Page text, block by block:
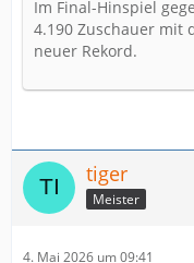
Im Final-Hinspiel
4.190 Zuschauer mit
neuer Rekord.
tiger
Meister
4. Mai 2026 um 09:41